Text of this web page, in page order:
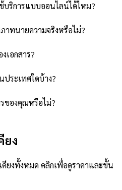
บริการแบบออนไลน์ได้ไหม?
ทนายความจริงหรือไม่?
เอกสาร?
ประเทศใดบ้าง?
ของคุณหรือไม่?
ง
ยงทั้งหมด คลิกเพื่อดูราคาและขั้น